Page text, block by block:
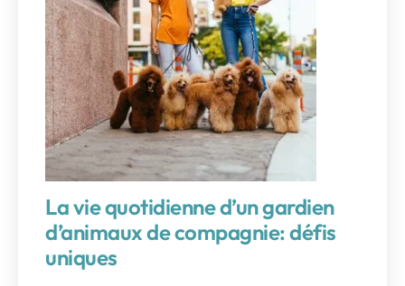
La vie quotidienne d’un gardien
d’animaux de compagnie: défis
uniques